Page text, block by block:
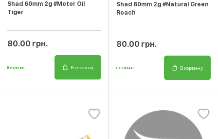
Shad 60mm 2g #Motor Oil
Tiger
80.00 грн.
В наличии В корзину
Shad 60mm 2g #Natural Green
Roach
80.00 грн.
В наличии В корзину